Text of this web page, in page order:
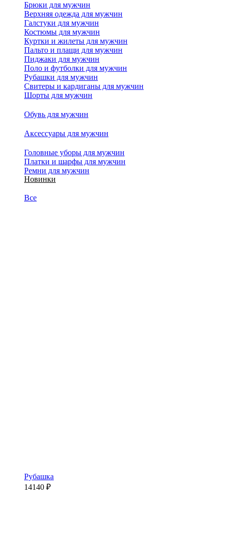
Брюки для мужчин
Верхняя одежда для мужчин
Галстуки для мужчин
Костюмы для мужчин
Куртки и жилеты для мужчин
Пальто и плащи для мужчин
Пиджаки для мужчин
Поло и футболки для мужчин
Рубашки для мужчин
Свитеры и кардиганы для мужчин
Шорты для мужчин
Обувь для мужчин
Аксессуары для мужчин
Головные уборы для мужчин
Платки и шарфы для мужчин
Ремни для мужчин
Новинки
Все
Рубашка
14140 ₽